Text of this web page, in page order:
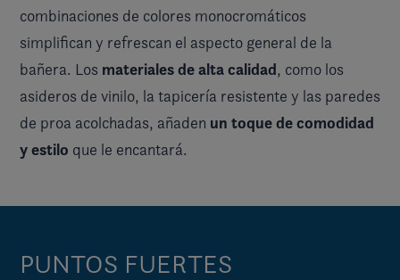
combinaciones de colores monocromáticos
simplifican y refrescan el aspecto general de la
bañera. Los materiales de alta calidad, como los
asideros de vinilo, la tapicería resistente y las paredes
de proa acolchadas, añaden un toque de comodidad
y estilo que le encantará.
PUNTOS FUERTES